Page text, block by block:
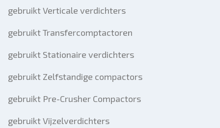
gebruikt Verticale verdichters
gebruikt Transfercomptactoren
gebruikt Stationaire verdichters
gebruikt Zelfstandige compactors
gebruikt Pre-Crusher Compactors
gebruikt Vijzelverdichters